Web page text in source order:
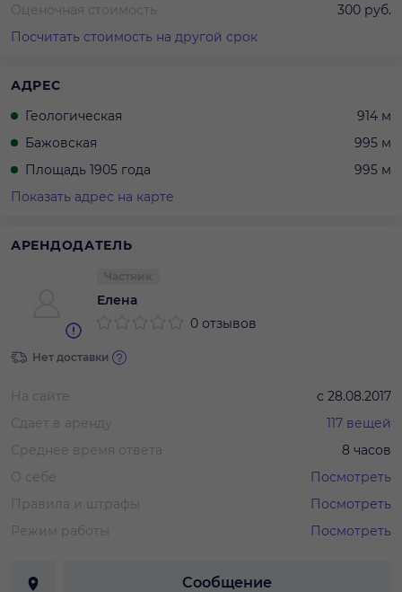
Оценочная стоимость
300 руб.
Посчитать стоимость на другой срок
АДРЕС
Геологическая
914 м
Бажовская
995 м
Площадь 1905 года
995 м
Показать адрес на карте
АРЕНДОДАТЕЛЬ
Елена
0 отзывов
Нет доставки
На сайте с 28.08.2017
Сдает в аренду
117 вещей
Среднее время ответа
8 часов
О себе
Посмотреть
Правила и штрафы
Посмотреть
Режим работы
Посмотреть
Сообщение